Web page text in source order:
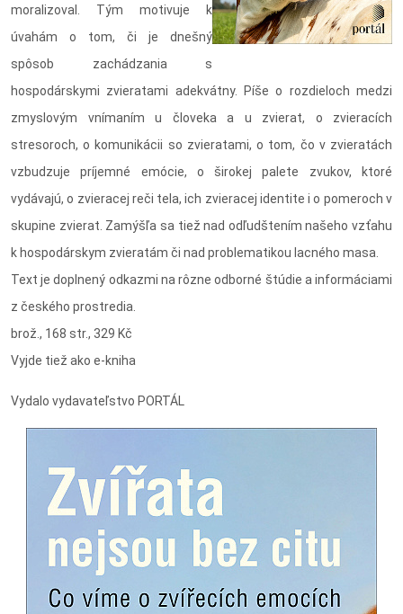
moralizoval. Tým motivuje k
úvahám o tom, či je dnešný
spôsob zachádzania s
hospodárskymi zvieratami adekvátny. Píše o rozdieloch medzi
zmyslovým vnímaním u človeka a u zvierat, o zvieracích
stresoroch, o komunikácii so zvieratami, o tom, čo v zvieratách
vzbudzuje príjemné emócie, o širokej palete zvukov, ktoré
vydávajú, o zvieracej reči tela, ich zvieracej identite i o pomeroch v
skupine zvierat. Zamýšľa sa tiež nad odľudštením našeho vzťahu
k hospodárskym zvieratám či nad problematikou lacného masa.
Text je doplnený odkazmi na rôzne odborné štúdie a informáciami
z českého prostredia.
brož., 168 str., 329 Kč
Vyjde tiež ako e-kniha
Vydalo vydavateľstvo PORTÁL